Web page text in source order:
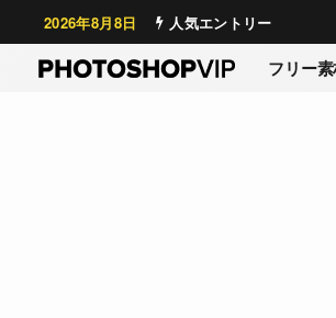
2026年8月8日 人気エントリー
フリー